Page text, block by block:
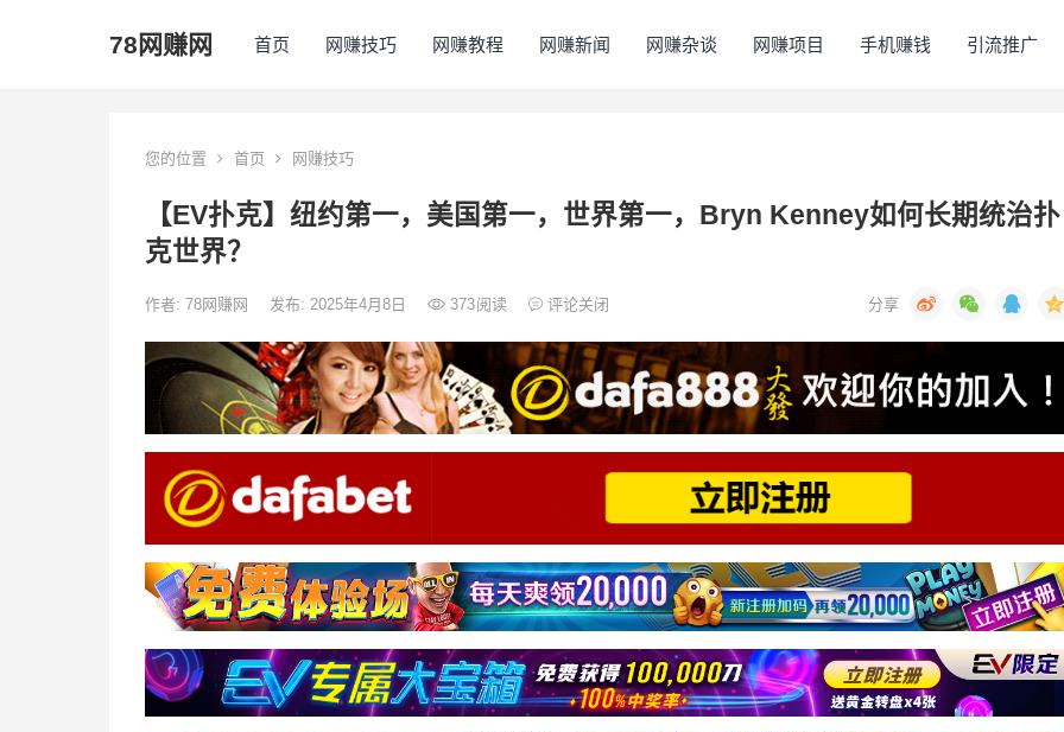
78网赚网 首页 网赚技巧 网赚教程 网赚新闻 网赚杂谈 网赚项目 手机赚钱 引流推广
您的位置 首页 网赚技巧
【EV扑克】纽约第一，美国第一，世界第一，Bryn Kenney如何长期统治扑
克世界？
作者: 78网赚网 发布: 2025年4月8日 373阅读 评论关闭